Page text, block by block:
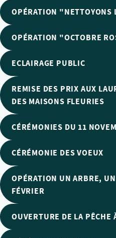
OPÉRATION "NETTOYONS
OPÉRATION "OCTOBRE
ECLAIRAGE PUBLIC
REMISE DES PRIX AUX
DES MAISONS FLEURIES
CÉRÉMONIES DU 11
CÉRÉMONIE DES VOEUX
OPÉRATION UN ARBRE,
FÉVRIER
OUVERTURE DE LA PÊCHE